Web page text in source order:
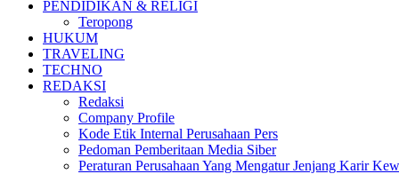
PENDIDIKAN & RELIGI
Teropong
HUKUM
TRAVELING
TECHNO
REDAKSI
Redaksi
Company Profile
Kode Etik Internal Perusahaan Pers
Pedoman Pemberitaan Media Siber
Peraturan Perusahaan Yang Mengatur Jenjang Karir